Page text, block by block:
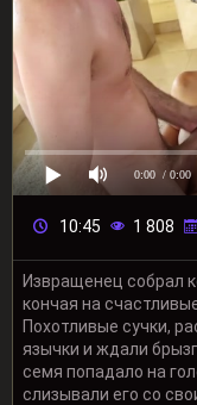
0:00 / 0:00
10:45 1 808
Извращенец собрал
кончая на
Похотливые сучки,
язычки и ждали
семя попадало на
слизывали его со